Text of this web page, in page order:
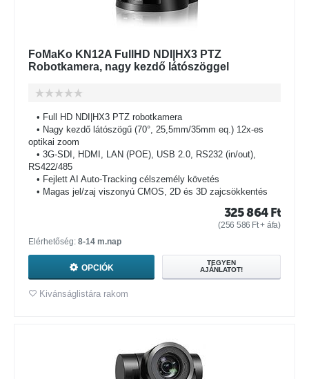
FoMaKo KN12A FullHD NDI|HX3 PTZ
Robotkamera, nagy kezdő látószöggel
• Full HD NDI|HX3 PTZ robotkamera
• Nagy kezdő látószögű (70°, 25,5mm/35mm eq.) 12x-es
optikai zoom
• 3G-SDI, HDMI, LAN (POE), USB 2.0, RS232 (in/out),
RS422/485
• Fejlett AI Auto-Tracking célszemély követés
• Magas jel/zaj viszonyú CMOS, 2D és 3D zajcsökkentés
325 864 Ft
(256 586 Ft+ áfa)
Elérhetőség: 8-14 m.nap
OPCIÓK
TEGYEN
AJÁNLATOT!
Kivánságlistára rakom